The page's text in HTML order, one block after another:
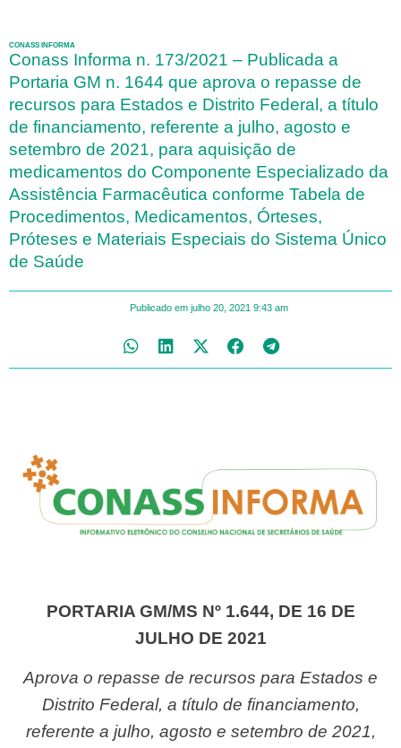
CONASS INFORMA
Conass Informa n. 173/2021 – Publicada a
Portaria GM n. 1644 que aprova o repasse de
recursos para Estados e Distrito Federal, a título
de financiamento, referente a julho, agosto e
setembro de 2021, para aquisição de
medicamentos do Componente Especializado da
Assistência Farmacêutica conforme Tabela de
Procedimentos, Medicamentos, Órteses,
Próteses e Materiais Especiais do Sistema Único
de Saúde
Publicado em julho 20, 2021 9:43 am
PORTARIA GM/MS Nº 1.644, DE 16 DE
JULHO DE 2021
Aprova o repasse de recursos para Estados e
Distrito Federal, a título de financiamento,
referente a julho, agosto e setembro de 2021,